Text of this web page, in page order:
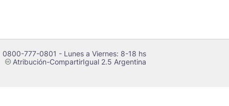
0800-777-0801 - Lunes a Viernes: 8-18 hs
cAtribución-CompartirIgual 2.5 Argentina